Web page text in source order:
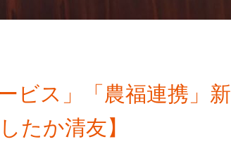
ビス」「農福連携」新
たか清友】